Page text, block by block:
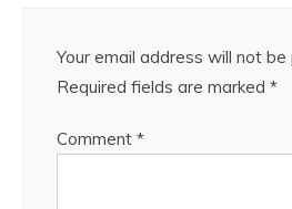
Your email address will not be
Required fields are marked *
Comment *